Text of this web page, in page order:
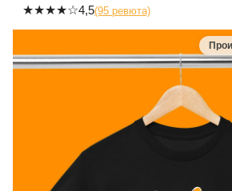
★★★★☆4,5(95 ревюта)